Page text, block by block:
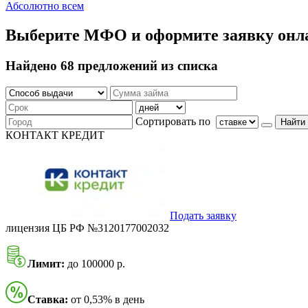
Абсолютно всем
Выберите МФО и оформите заявку
Найдено 68 предложений из списка
Сортировать по Найти
КОНТАКТ КРЕДИТ
Подать заявку
лицензия ЦБ РФ №3120177002032
Лимит: до 100000 р.
Ставка: от 0,53% в день